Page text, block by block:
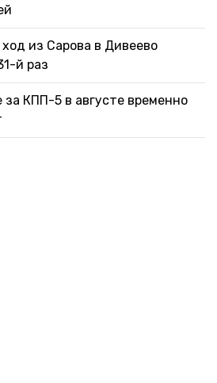
из Сарова в Дивеево
й раз
КПП-5 в августе временно